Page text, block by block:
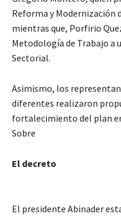
Reforma y Modernización
mientras que, Porfirio
Metodología de Trabajo a
Sectorial.
Asimismo, los
diferentes realizaron
fortalecimiento del plan
Sobre
El decreto
El presidente Abinader